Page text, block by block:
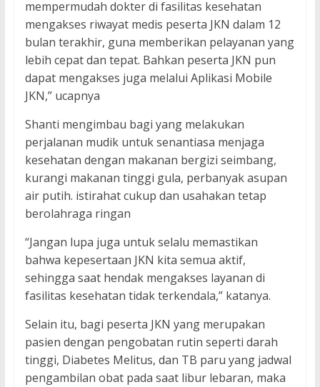
mempermudah dokter di fasilitas kesehatan
mengakses riwayat medis peserta JKN dalam 12
bulan terakhir, guna memberikan pelayanan yang
lebih cepat dan tepat. Bahkan peserta JKN pun
dapat mengakses juga melalui Aplikasi Mobile
JKN,” ucapnya
Shanti mengimbau bagi yang melakukan
perjalanan mudik untuk senantiasa menjaga
kesehatan dengan makanan bergizi seimbang,
kurangi makanan tinggi gula, perbanyak asupan
air putih. istirahat cukup dan usahakan tetap
berolahraga ringan
“Jangan lupa juga untuk selalu memastikan
bahwa kepesertaan JKN kita semua aktif,
sehingga saat hendak mengakses layanan di
fasilitas kesehatan tidak terkendala,” katanya.
Selain itu, bagi peserta JKN yang merupakan
pasien dengan pengobatan rutin seperti darah
tinggi, Diabetes Melitus, dan TB paru yang jadwal
pengambilan obat pada saat libur lebaran, maka